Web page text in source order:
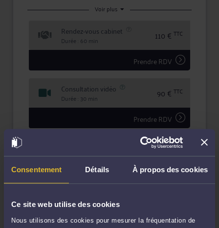
Consentement Détails À propos des cookies
Ce site web utilise des cookies
Nous utilisons des cookies pour mesurer la fréquentation de
intérêts à Me MENGELLE, vous bénéficiez d'une
écoute active, de compétences certifiées, et d'une
dossier.
Voir plus
Rendez-vous cabinet
Durée : 60 min 110 € TTC
Prendre RDV
Consultation vidéo
Durée : 30 min 90 € TTC
Prendre RDV
Consultation téléphonique
Durée : 20 min 80 €TTC
Demander un rappel
Question simple
de 1.000 caractères)
TTC